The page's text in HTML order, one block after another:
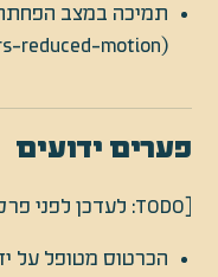
תמיכה במצב
(prefers-reduced-motion).
פערים ידועים